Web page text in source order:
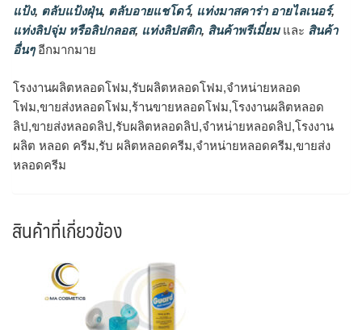
แป้ง, ตลับแป้งฝุ่น, ตลับอายแชโดว์, แท่งมาสคาร่า อายไลเนอร์,
แท่งลิปจุ่ม หรือลิปกลอส, แท่งลิปสติก, สินค้าพรีเมี่ยมและ สินค้า
อื่นๆอีกมากมาย
โรงงานผลิตหลอดโฟม,รับผลิตหลอดโฟม,จำหน่ายหลอด
โฟม,ขายส่งหลอดโฟม,ร้านขายหลอดโฟม,โรงงานผลิตหลอด
ลิป,ขายส่งหลอดลิป,รับผลิตหลอดลิป,จำหน่ายหลอดลิป,โรงงาน
ผลิต หลอด ครีม,รับ ผลิตหลอดครีม,จำหน่ายหลอดครีม,ขายส่ง
หลอดครีม
สินค้าที่เกี่ยวข้อง